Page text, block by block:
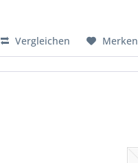
Vergleichen Merken